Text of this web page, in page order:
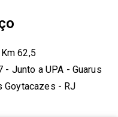
62,5
- Junto a UPA - Guarus
Goytacazes - RJ